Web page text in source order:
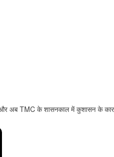
और अब TMC के शासनकाल में कुशासन के